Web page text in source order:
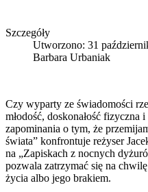
Szczegóły
Utworzono: 31
Barbara Urbaniak
Czy wyparty ze świadomości
młodość, doskonałość
zapominania o tym, że
świata” konfrontuje reżyser
na „Zapiskach z nocnych
pozwala zatrzymać się na
życia albo jego brakiem.